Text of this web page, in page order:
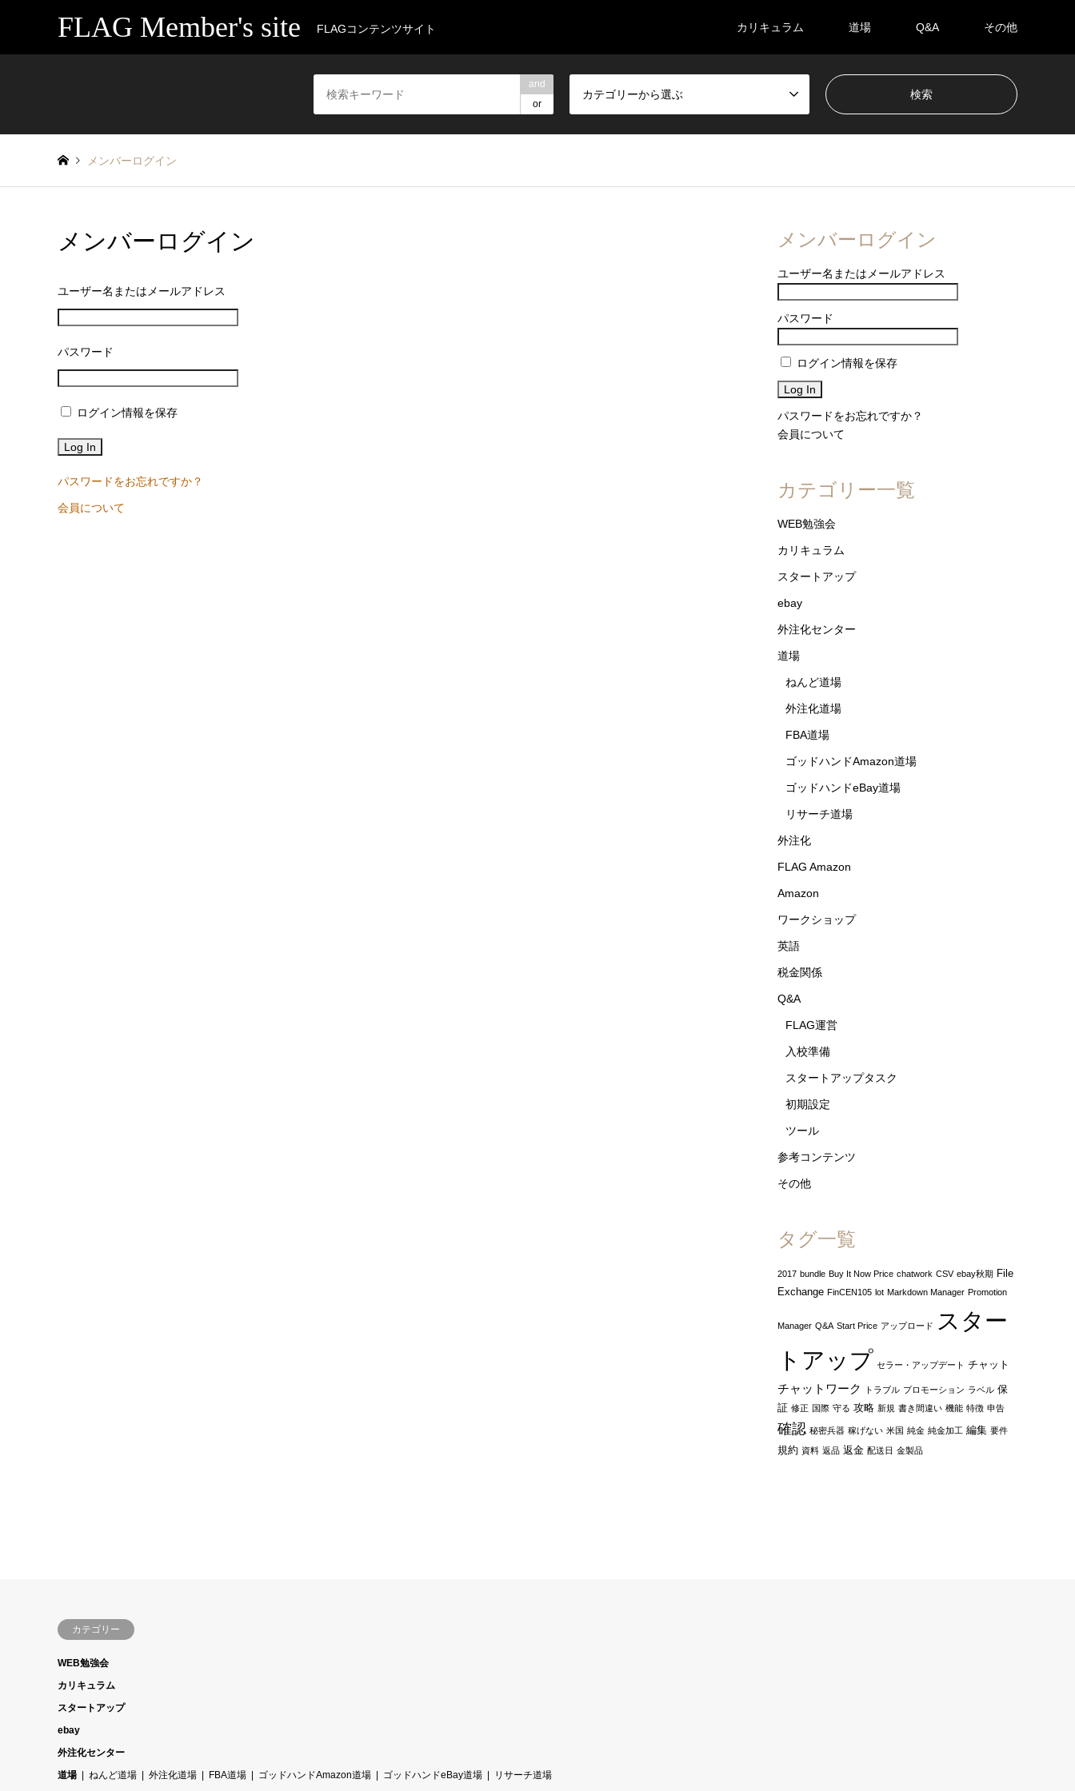
FLAG Member's site FLAGコンテンツサイト カリキュラム 道場 Q&A その他
and
or
カテゴリーから選ぶ
メンバーログイン
メンバーログイン
ユーザー名またはメールアドレス
パスワード
ログイン情報を保存
パスワードをお忘れですか？
会員について
メンバーログイン
ユーザー名またはメールアドレス
パスワード
ログイン情報を保存
パスワードをお忘れですか？
会員について
カテゴリー一覧
WEB勉強会
カリキュラム
スタートアップ
ebay
外注化センター
道場
ねんど道場
外注化道場
FBA道場
ゴッドハンドAmazon道場
ゴッドハンドeBay道場
リサーチ道場
外注化
FLAG Amazon
Amazon
ワークショップ
英語
税金関係
Q&A
FLAG運営
入校準備
スタートアップタスク
初期設定
ツール
参考コンテンツ
その他
タグ一覧
2017 bundle Buy It Now Price chatwork CSV ebay秋期 File
Exchange FinCEN105 lot Markdown Manager Promotion
Manager Q&A Start Price アップロード
スター
トアップ セラー・アップデート チャット
チャットワーク トラブル プロモーション ラベル 保
証 修正 国際 守る 攻略 新規 書き間違い 機能 特徴 申告
確認 秘密兵器 稼げない 米国 純金 純金加工 編集 要件
規約 資料 返品 返金 配送日 金製品
カテゴリー
WEB勉強会
カリキュラム
スタートアップ
ebay
外注化センター
道場
ねんど道場 外注化道場 FBA道場 ゴッドハンドAmazon道場 ゴッドハンドeBay道場 リサーチ道場